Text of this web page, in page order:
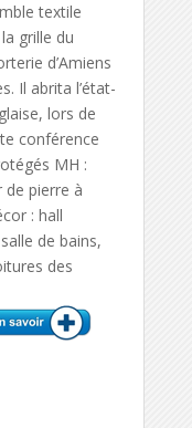
textile
grille du
d’Amiens
Il abrita l’état-
lors de
conférence
MH :
de pierre à
: hall
de bains,
des